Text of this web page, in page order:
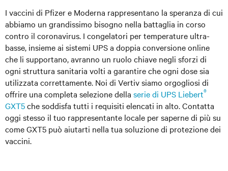
I vaccini di Pfizer e Moderna rappresentano la speranza di cui
abbiamo un grandissimo bisogno nella battaglia in corso
contro il coronavirus. I congelatori per temperature ultra-
basse, insieme ai sistemi UPS a doppia conversione online
che li supportano, avranno un ruolo chiave negli sforzi di
ogni struttura sanitaria volti a garantire che ogni dose sia
utilizzata correttamente. Noi di Vertiv siamo orgogliosi di
offrire una completa selezione della serie di UPS Liebert®
GXT5che soddisfa tutti i requisiti elencati in alto. Contatta
oggi stesso il tuo rappresentante locale per saperne di più su
come GXT5 può aiutarti nella tua soluzione di protezione dei
vaccini.